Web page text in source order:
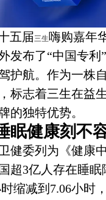
五届三生 嗨购嘉年
发布了“中国专
护航。作为一株
标志着三生在益
的独特优势。
眠健康刻不
委列为《健康中
超3亿人存在睡眠
缩减到7.06小时